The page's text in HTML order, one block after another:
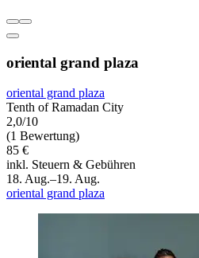
oriental grand plaza
oriental grand plaza
Tenth of Ramadan City
2,0/10
(1 Bewertung)
85 €
inkl. Steuern & Gebühren
18. Aug.–19. Aug.
oriental grand plaza